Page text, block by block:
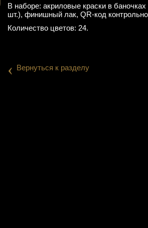
В наборе: акриловые краски в
шт.), финишный лак, QR-код
Количество цветов: 24.
‹ Вернуться к разделу